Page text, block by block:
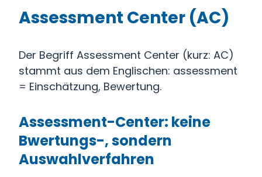
Assessment Center (AC)
Der Begriff Assessment Center (kurz: AC)
stammt aus dem Englischen: assessment
= Einschätzung, Bewertung.
Assessment-Center: keine
Bwertungs-, sondern
Auswahlverfahren